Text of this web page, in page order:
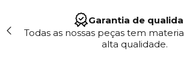
Site 100%
"Trabalhamos em
garantindo segurança e